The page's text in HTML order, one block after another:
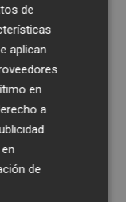
entre las
el
mayores
de confianza,
razones
de
aplican
en
a
de